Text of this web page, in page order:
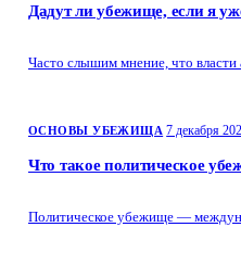
Дадут ли убежище, если я
Часто слышим мнение, что власти
ОСНОВЫ УБЕЖИЩА 7 декабря
Что такое политическое
Политическое убежище —